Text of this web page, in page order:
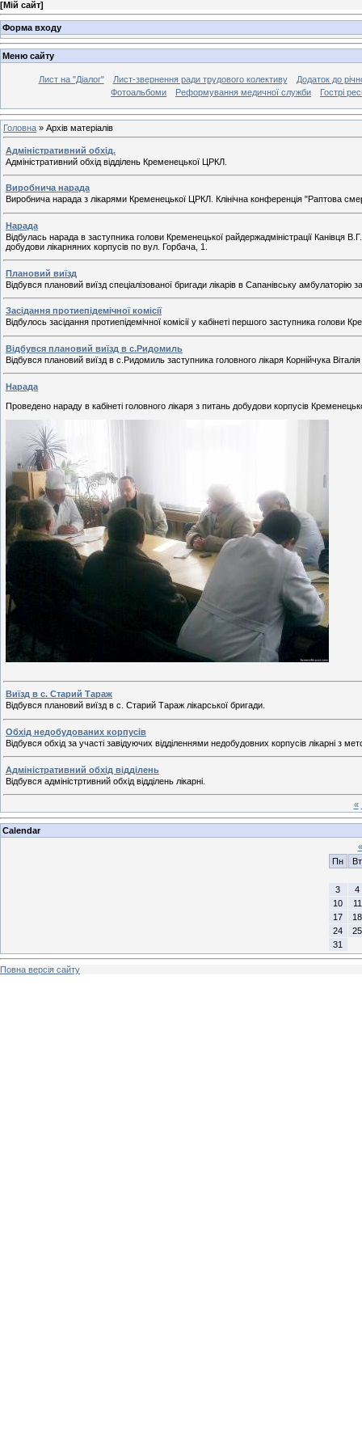
[Мій сайт]
Форма входу
Меню сайту
Лист на "Діалог" Лист-звернення ради трудового колективу
Додаток до
Фотоальбоми
Реформування медичної служби Гострі
Головна » Архів матеріалів
Адміністративний обхід.
Адміністративний обхід відділень Кременецької ЦРКЛ.
Виробнича нарада
Виробнича нарада з лікарями Кременецької ЦРКЛ. Клінічна конференція "Раптова
Нарада
Відбулась нарада в заступника голови Кременецької райдержадміністрації Канівця
добудови лікарняних корпусів по вул. Горбача, 1.
Плановий виїзд
Відбувся плановий виїзд спеціалізованої бригади лікарів в Сапанівську
Засідання протиепідемічної комісії
Відбулось засідання протиепідемічної комісії у кабінеті першого заступника голови
Відбувся плановий виїзд в с.Ридомиль
Відбувся плановий виїзд в с.Ридомиль заступника головного лікаря Корнійчука
Нарада
Проведено нараду в кабінеті головного лікаря з питань добудови корпусів
Виїзд в с. Старий Тараж
Відбувся плановий виїзд в с. Старий Тараж лікарської бригади.
Обхід недобудованих корпусів
Відбувся обхід за участі завідуючих відділеннями недобудовних корпусів лікарні з
Адміністративний обхід відділень
Відбувся адміністртивний обхід відділень лікарні.
«
Calendar
«
Пн
Вт
3
4
10
11
17
18
24
25
31
Повна версія сайту